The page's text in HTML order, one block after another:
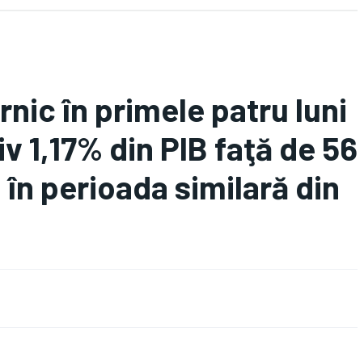
în primele patru luni
din PIB faţă de 56
perioada similară din